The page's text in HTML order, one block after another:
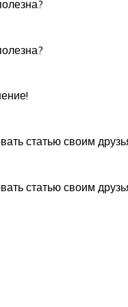
статью своим
статью своим